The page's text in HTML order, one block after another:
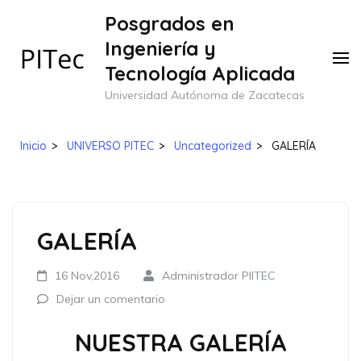
contenido
Posgrados en
Ingeniería y
Tecnología Aplicada
Universidad Autónoma de Zacatecas
Inicio > UNIVERSO PITEC > Uncategorized > GALERÍA
GALERÍA
16 Nov,2016
Administrador PIITEC
Dejar un comentario
NUESTRA GALERÍA